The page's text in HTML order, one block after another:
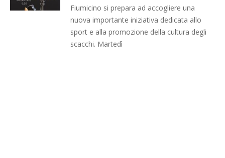
Fiumicino si prepara ad accogliere una
nuova importante iniziativa dedicata allo
sport e alla promozione della cultura degli
scacchi. Martedì